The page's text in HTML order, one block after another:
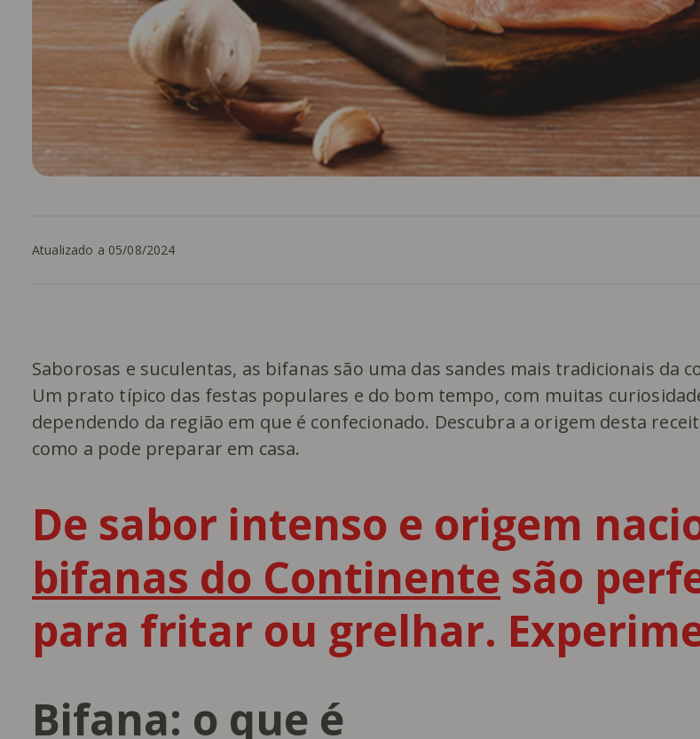
Atualizado a 05/08/2024
Saborosas e suculentas, as bifanas são uma das sandes mais tradicionais da
Um prato típico das festas populares e do bom tempo, com muitas
dependendo da região em que é confecionado. Descubra a origem desta
como a pode preparar em casa.
De sabor intenso e origem
bifanas do Continente são
para fritar ou grelhar.
Bifana: o que é